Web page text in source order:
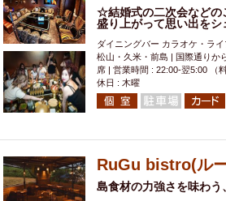
☆結婚式の二次会などの
盛り上がって思い出を
ダイニングバー カラオケ・ラ
松山・久米・前島 | 国際通りか
席 | 営業時間 : 22:00-翌5:00 （
休日 : 木曜
RuGu bistro(ル
島食材の力強さを味わ